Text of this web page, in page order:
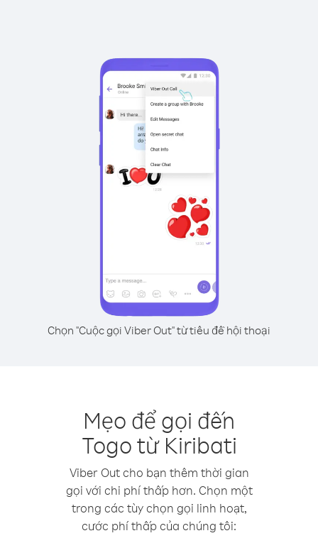
Chọn "Cuộc gọi Viber Out" từ tiêu đề hội thoại
Mẹo để gọi đến
Togo từ Kiribati
Viber Out cho bạn thêm thời gian
gọi với chi phí thấp hơn. Chọn một
trong các tùy chọn gọi linh hoạt,
cước phí thấp của chúng tôi: